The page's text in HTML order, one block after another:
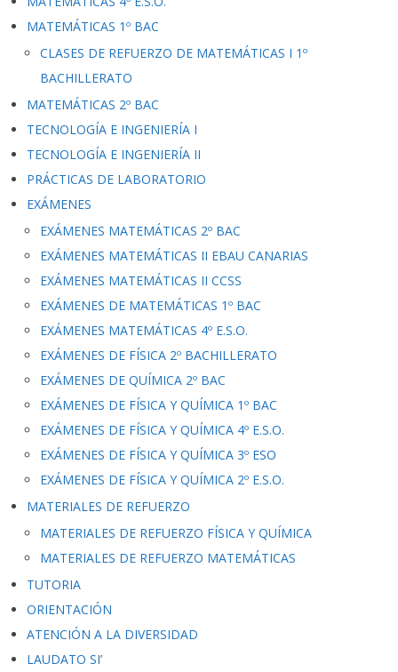
MATEMÁTICAS 1º BAC
CLASES DE REFUERZO DE MATEMÁTICAS I 1º
BACHILLERATO
MATEMÁTICAS 2º BAC
TECNOLOGÍA E INGENIERÍA I
TECNOLOGÍA E INGENIERÍA II
PRÁCTICAS DE LABORATORIO
EXÁMENES
EXÁMENES MATEMÁTICAS 2º BAC
EXÁMENES MATEMÁTICAS II EBAU CANARIAS
EXÁMENES MATEMÁTICAS II CCSS
EXÁMENES DE MATEMÁTICAS 1º BAC
EXÁMENES MATEMÁTICAS 4º E.S.O.
EXÁMENES DE FÍSICA 2º BACHILLERATO
EXÁMENES DE QUÍMICA 2º BAC
EXÁMENES DE FÍSICA Y QUÍMICA 1º BAC
EXÁMENES DE FÍSICA Y QUÍMICA 4º E.S.O.
EXÁMENES DE FÍSICA Y QUÍMICA 3º ESO
EXÁMENES DE FÍSICA Y QUÍMICA 2º E.S.O.
MATERIALES DE REFUERZO
MATERIALES DE REFUERZO FÍSICA Y QUÍMICA
MATERIALES DE REFUERZO MATEMÁTICAS
TUTORIA
ORIENTACIÓN
ATENCIÓN A LA DIVERSIDAD
LAUDATO SI’